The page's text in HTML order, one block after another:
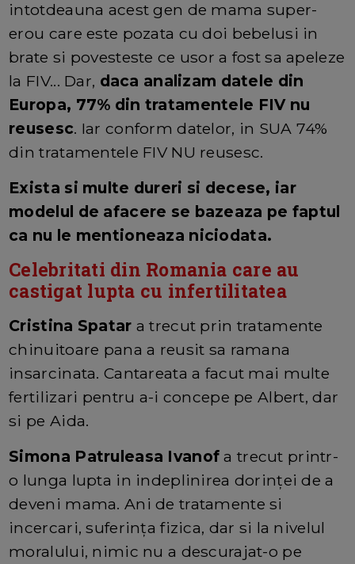
intotdeauna acest gen de mama super-
erou care este pozata cu doi bebelusi in
brate si povesteste ce usor a fost sa apeleze
la FIV... Dar, daca analizam datele din
Europa, 77% din tratamentele FIV nu
reusesc. Iar conform datelor, in SUA 74%
din tratamentele FIV NU reusesc.
Exista si multe dureri si decese, iar
modelul de afacere se bazeaza pe faptul
ca nu le mentioneaza niciodata.
Celebritati din Romania care au
castigat lupta cu infertilitatea
Cristina Spatar a trecut prin tratamente
chinuitoare pana a reusit sa ramana
insarcinata. Cantareata a facut mai multe
fertilizari pentru a-i concepe pe Albert, dar
si pe Aida.
Simona Patruleasa Ivanof a trecut printr-
o lunga lupta in indeplinirea dorinței de a
deveni mama. Ani de tratamente si
incercari, suferința fizica, dar si la nivelul
moralului, nimic nu a descurajat-o pe